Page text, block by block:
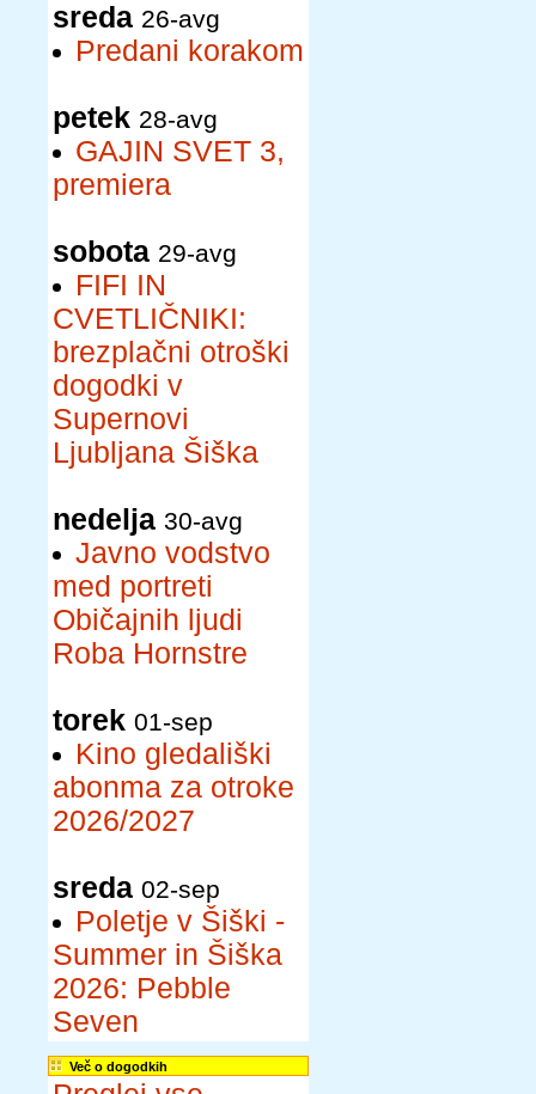
sreda 26-avg
Predani korakom
petek 28-avg
GAJIN SVET 3,
premiera
sobota 29-avg
FIFI IN
CVETLIČNIKI:
brezplačni otroški
dogodki v
Supernovi
Ljubljana Šiška
nedelja 30-avg
Javno vodstvo
med portreti
Običajnih ljudi
Roba Hornstre
torek 01-sep
Kino gledališki
abonma za otroke
2026/2027
sreda 02-sep
Poletje v Šiški -
Summer in Šiška
2026: Pebble
Seven
Več o dogodkih